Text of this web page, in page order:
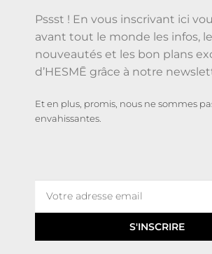
Pssst ! En vous inscrivant ici
avant tout le monde les infos,
nouveautés et les bon plans
d’HESMĒ grâce à notre
Et en plus, promis, nous ne sommes
envahissantes.
S'INSCRIRE